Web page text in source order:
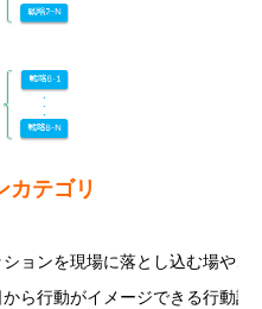
カテゴリ
ョンを現場に落とし込む場や
ら行動がイメージできる行動